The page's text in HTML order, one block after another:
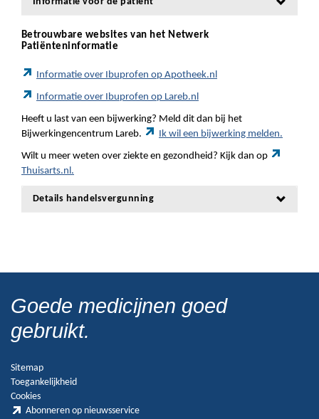
Betrouwbare websites van het Netwerk
Patiënteninformatie
Informatie over Ibuprofen op Apotheek.nl
Informatie over Ibuprofen op Lareb.nl
Heeft u last van een bijwerking? Meld dit dan bij het
Bijwerkingencentrum Lareb.
Ik wil een bijwerking melden.
Wilt u meer weten over ziekte en gezondheid? Kijk dan op
Thuisarts.nl.
Details handelsvergunning
Goede medicijnen goed
gebruikt.
Sitemap
Toegankelijkheid
Cookies
Abonneren op nieuwsservice